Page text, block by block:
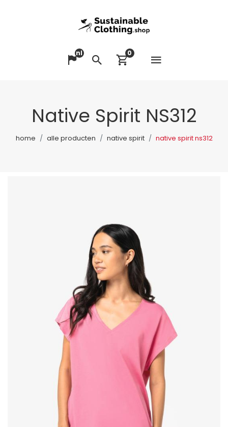
Taal veranderen
nl
ZoekenWinkelwagen
0
Native Spirit NS312
home alle producten native spirit native spirit ns312